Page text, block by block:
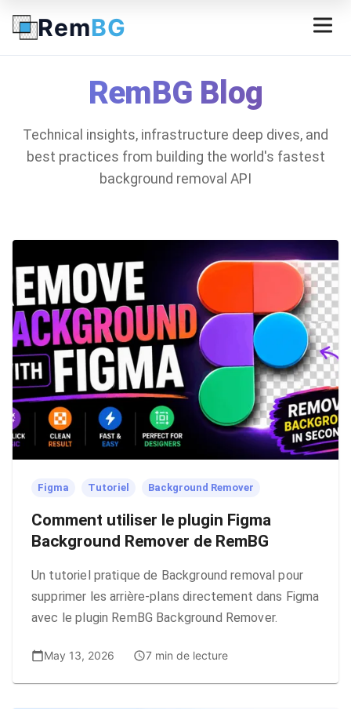
RemBG
RemBG Blog
Technical insights, infrastructure deep dives, and
best practices from building the world's fastest
background removal API
Figma Tutoriel Background Remover
Comment utiliser le plugin Figma
Background Remover de RemBG
Un tutoriel pratique de Background removal pour
supprimer les arrière-plans directement dans Figma
avec le plugin RemBG Background Remover.
May 13, 2026 7 min de lecture